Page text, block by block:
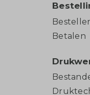
Betalen